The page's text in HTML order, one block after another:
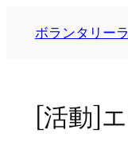
ボランタリー
[活動]